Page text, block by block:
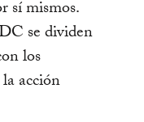
sí mismos.
se dividen
los
acción